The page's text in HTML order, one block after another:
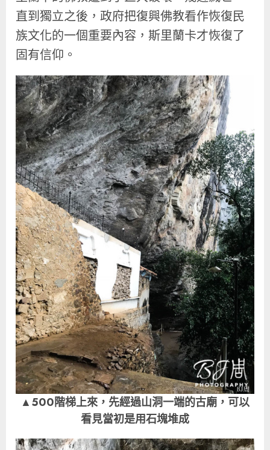
直到獨立之後，政府把復興佛教看作恢復民
族文化的一個重要內容，斯里蘭卡才恢復了
固有信仰。
▲500階梯上來，先經過山洞一端的古廟，可以
看見當初是用石塊堆成